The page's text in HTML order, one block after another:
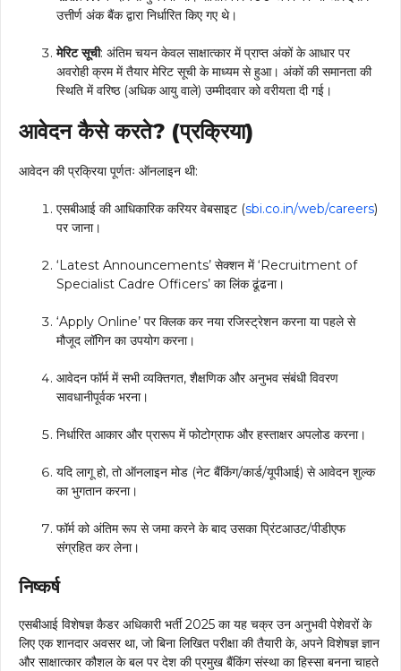
उत्तीर्ण अंक बैंक द्वारा निर्धारित किए गए थे।
मेरिट सूची: अंतिम चयन केवल साक्षात्कार में प्राप्त अंकों के आधार पर
अवरोही क्रम में तैयार मेरिट सूची के माध्यम से हुआ। अंकों की समानता की
स्थिति में वरिष्ठ (अधिक आयु वाले) उम्मीदवार को वरीयता दी गई।
आवेदन कैसे करते? (प्रक्रिया)
आवेदन की प्रक्रिया पूर्णतः ऑनलाइन थी:
एसबीआई की आधिकारिक करियर वेबसाइट (sbi.co.in/web/careers)
पर जाना।
‘Latest Announcements’ सेक्शन में ‘Recruitment of
Specialist Cadre Officers’ का लिंक ढूंढना।
‘Apply Online’ पर क्लिक कर नया रजिस्ट्रेशन करना या पहले से
मौजूद लॉगिन का उपयोग करना।
आवेदन फॉर्म में सभी व्यक्तिगत, शैक्षणिक और अनुभव संबंधी विवरण
सावधानीपूर्वक भरना।
निर्धारित आकार और प्रारूप में फोटोग्राफ और हस्ताक्षर अपलोड करना।
यदि लागू हो, तो ऑनलाइन मोड (नेट बैंकिंग/कार्ड/यूपीआई) से आवेदन शुल्क
का भुगतान करना।
फॉर्म को अंतिम रूप से जमा करने के बाद उसका प्रिंटआउट/पीडीएफ
संग्रहित कर लेना।
निष्कर्ष
एसबीआई विशेषज्ञ कैडर अधिकारी भर्ती 2025 का यह चक्र उन अनुभवी पेशेवरों के
लिए एक शानदार अवसर था, जो बिना लिखित परीक्षा की तैयारी के, अपने विशेषज्ञ ज्ञान
और साक्षात्कार कौशल के बल पर देश की प्रमुख बैंकिंग संस्था का हिस्सा बनना चाहते